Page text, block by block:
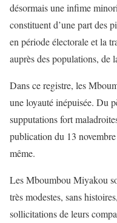
désormais une infime
constituent d’une part des
en période électorale et la
auprès des populations, de
Dans ce registre, les
une loyauté inépuisée. Du
supputations fort
publication du 13
même.
Les Mboumbou Miyakou
très modestes, sans
sollicitations de leurs